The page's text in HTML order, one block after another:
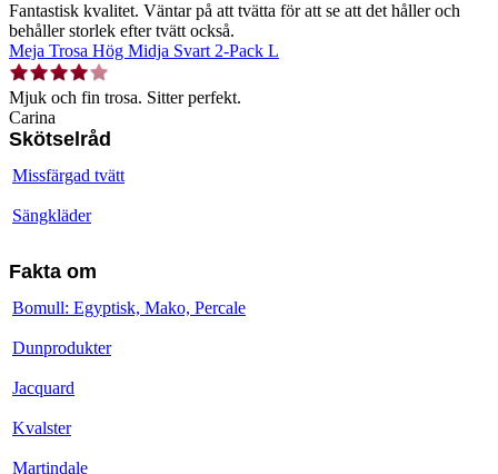
Fantastisk kvalitet. Väntar på att tvätta för att se att det håller och
behåller storlek efter tvätt också.
Meja Trosa Hög Midja Svart 2-Pack L
Mjuk och fin trosa. Sitter perfekt.
Carina
Skötselråd
Missfärgad tvätt
Sängkläder
Fakta om
Bomull: Egyptisk, Mako, Percale
Dunprodukter
Jacquard
Kvalster
Martindale